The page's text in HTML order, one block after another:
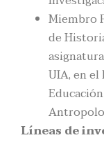
Miembro
de
UIA, en
Líneas de